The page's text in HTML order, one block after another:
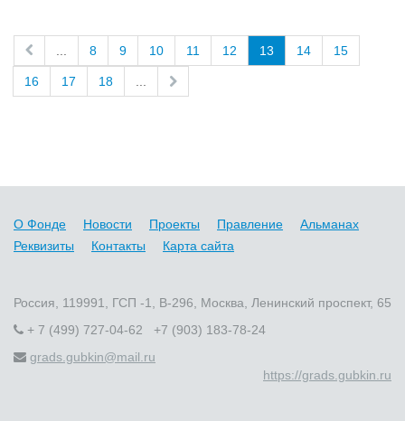
8 9 10 11 12 13 14 15
16 17 18
О Фонде Новости Проекты Правление
Альманах
Реквизиты
Контакты Карта сайта
Россия, 119991, ГСП -1, В-296, Москва, Ленинский проспект, 65
+ 7 (499) 727-04-62 +7 (903) 183-78-24
grads.gubkin@mail.ru
https://grads.gubkin.ru